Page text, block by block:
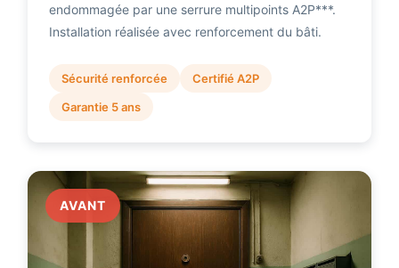
endommagée par une serrure multipoints A2P***.
Installation réalisée avec renforcement du bâti.
Sécurité renforcée
Certifié A2P
Garantie 5 ans
AVANT